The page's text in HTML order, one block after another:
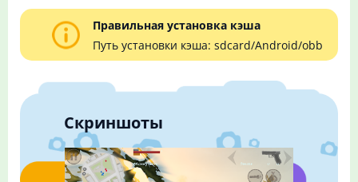
Правильная установка кэша
Путь установки кэша: sdcard/Android/obb
Скриншоты